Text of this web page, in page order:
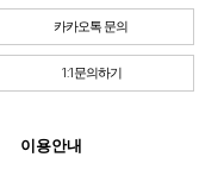
카카오톡 문의
1:1문의하기
이용안내